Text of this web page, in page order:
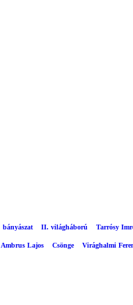
bányászat II. világháború Tarrósy
Ambrus Lajos Csönge Virághalmi